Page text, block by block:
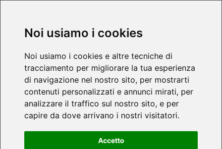
Noi usiamo i cookies
Noi usiamo i cookies e altre tecniche di
tracciamento per migliorare la tua esperienza
di navigazione nel nostro sito, per mostrarti
contenuti personalizzati e annunci mirati, per
analizzare il traffico sul nostro sito, e per
capire da dove arrivano i nostri visitatori.
Accetto